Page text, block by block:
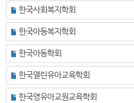
한국사회복지학회
한국아동복지학회
한국아동학회
한국열린유아교육학회
한국영유아교원교육학회